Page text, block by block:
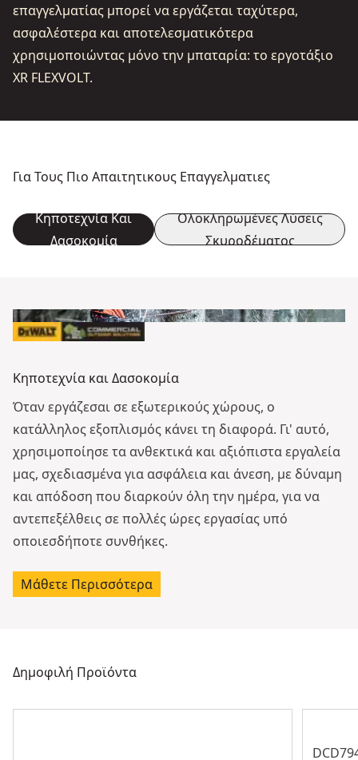
επαγγελματίας μπορεί να εργάζεται ταχύτερα,
ασφαλέστερα και αποτελεσματικότερα
χρησιμοποιώντας μόνο την μπαταρία: το εργοτάξιο
XR FLEXVOLT.
Για Τους Πιο Απαιτητικους Επαγγελματιες
Κηποτεχνία Και
Δασοκομία
Ολοκληρωμένες Λύσεις
Σκυροδέματος
Κηποτεχνία και Δασοκομία
Όταν εργάζεσαι σε εξωτερικούς χώρους, ο
κατάλληλος εξοπλισμός κάνει τη διαφορά. Γι' αυτό,
χρησιμοποίησε τα ανθεκτικά και αξιόπιστα εργαλεία
μας, σχεδιασμένα για ασφάλεια και άνεση, με δύναμη
και απόδοση που διαρκούν όλη την ημέρα, για να
αντεπεξέλθεις σε πολλές ώρες εργασίας υπό
οποιεσδήποτε συνθήκες.
Μάθετε Περισσότερα
Δημοφιλή Προϊόντα